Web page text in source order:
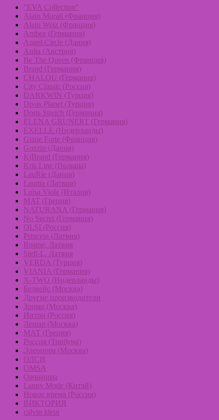
"EVA Collection"
Alain Murati (Франция)
Alain Weiz (Франция)
Ambee (Германия)
Angel Circle (Дания)
Anita (Австрия)
Be The Queen (Франция)
Brand (Германия)
CHALOU (Германия)
City Classic (Россия)
DARKWIN (Турция)
Divas Planet (Турция)
Doris Streich (Германия)
ELENA GRUNERT (Германия)
EXELLE (Нидерланды)
Giane Forte (Франция)
Gozzip (Дания)
KjBrand (Германия)
Kris Line (Польша)
LauRie (Дания)
Lauma (Латвия)
Luisa Viola (Италия)
MAT (Греция)
NATURANA (Германия)
No Secret (Германия)
OLSI (Россия)
Princess (Латвия)
Rosme, Латвия
Stefi-L, Латвия
VERDA (Турция)
VIANIA (Германия)
X-TWO (Нидерланды)
Белвейс (Москва)
Другие производители
Зримо (Москва)
Интри (Россия)
Лешар (Москва)
МАТ (Греция)
Россия (Трибуна)
Элеонора (Москва)
ОЛСИ
OMSA
Овчинина
Lanny Mode (Китай)
Новое время (Россия)
ВИКТОРИЯ
calvin klein